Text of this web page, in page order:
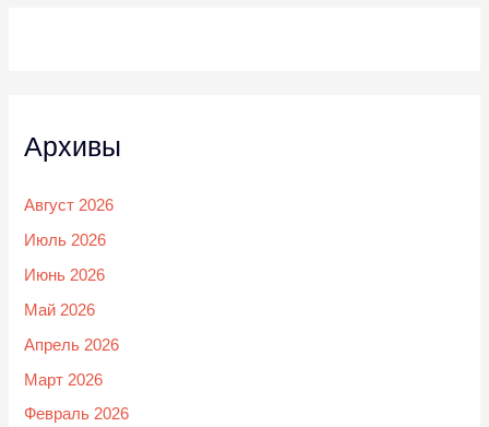
Архивы
Август 2026
Июль 2026
Июнь 2026
Май 2026
Апрель 2026
Март 2026
Февраль 2026